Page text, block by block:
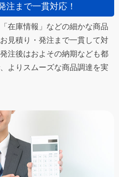
注まで一貫対応！
在庫情報」などの細かな商品
見積り・発注まで一貫して対
注後はおよその納期なども都
よりスムーズな商品調達を実